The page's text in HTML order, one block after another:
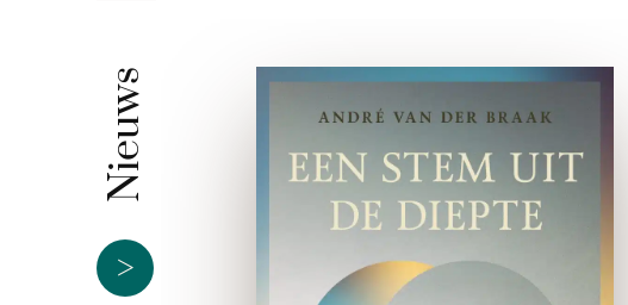
Nieuws
>